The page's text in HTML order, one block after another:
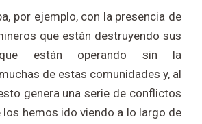
por ejemplo, con la presencia de
que están destruyendo sus
que están operando sin la
de estas comunidades y, al
genera una serie de conflictos
los hemos ido viendo a lo largo de